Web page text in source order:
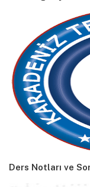
Ders Notları ve